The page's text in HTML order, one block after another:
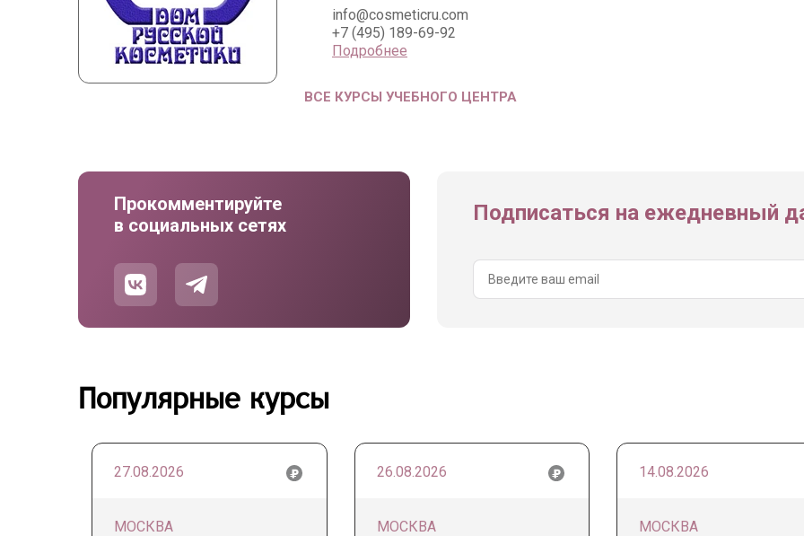
info@cosmeticru.com
+7 (495) 189-69-92
Подробнее
ВСЕ КУРСЫ УЧЕБНОГО ЦЕНТРА
Прокомментируйте
в социальных сетях
Подписаться на ежедневный
Популярные курсы
27.08.2026
МОСКВА
26.08.2026
МОСКВА
14.08.2026
МОСКВА